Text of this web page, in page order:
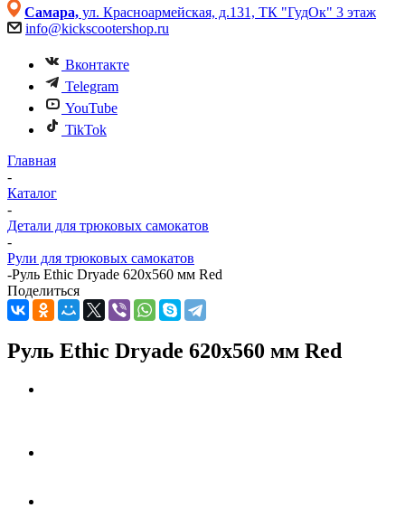
Самара, ул. Красноармейская, д.131, ТК "ГудОк" 3 этаж
info@kickscootershop.ru
Вконтакте
Telegram
YouTube
TikTok
Главная
-
Каталог
-
Детали для трюковых самокатов
-
Рули для трюковых самокатов
-Руль Ethic Dryade 620x560 мм Red
Поделиться
Руль Ethic Dryade 620x560 мм Red